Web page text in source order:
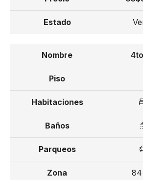
Propiedades listas para entrega, con
Desde US$ 89,500